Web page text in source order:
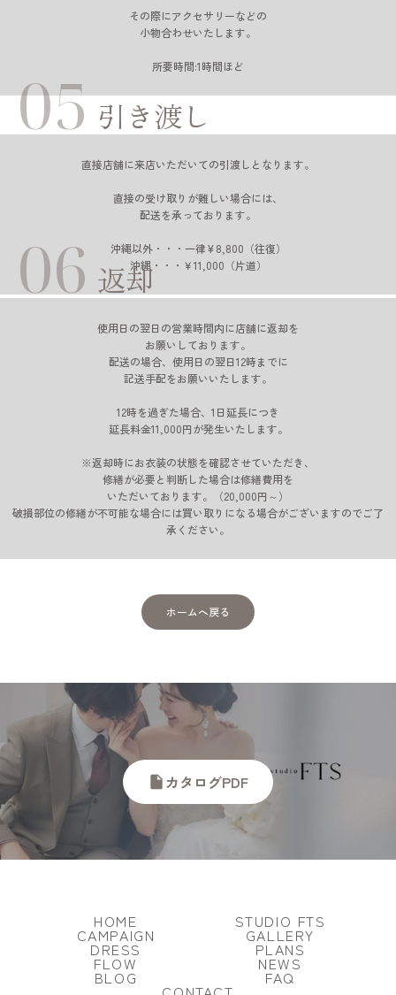
その際にアクセサリーなどの
小物合わせいたします。
所要時間:1時間ほど
05 引き渡し
直接店舗に来店いただいての引渡しとなります。
直接の受け取りが難しい場合には、
配送を承っております。
沖縄以外・・・一律¥8,800（往復）
沖縄・・・￥11,000（片道）
06 返却
使用日の翌日の営業時間内に店舗に返却を
お願いしております。
配送の場合、使用日の翌日12時までに
記送手配をお願いいたします。
12時を過ぎた場合、1日延長につき
延長料金11,000円が発生いたします。
※返却時にお衣装の状態を確認させていただき、
修繕が必要と判断した場合は修繕費用を
いただいております。（20,000円～）
破損部位の修繕が不可能な場合には買い取りになる場合がございますのでご了
承ください。
ホームへ戻る
insert_drive_file カタログPDF
HOME STUDIO FTS
CAMPAIGN GALLERY
DRESS PLANS
FLOW NEWS
BLOG FAQ